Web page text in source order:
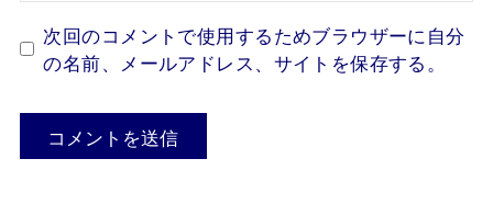
次回のコメントで使用するためブラウザーに自分
の名前、メールアドレス、サイトを保存する。